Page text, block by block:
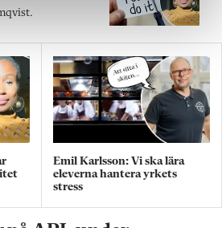
Emil Karlsson: Vi ska lära
eleverna hantera yrkets
stress